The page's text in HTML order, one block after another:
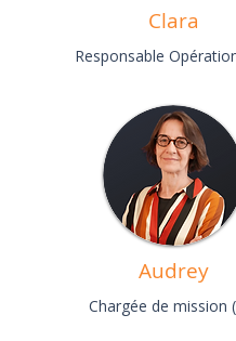
Clara
Responsable
Audrey
Chargée de mission